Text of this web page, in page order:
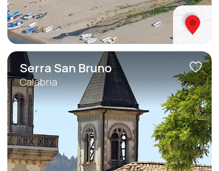
Serra San Bruno
Calabria